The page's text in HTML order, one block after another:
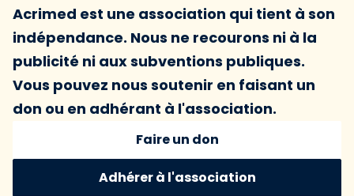
Acrimed est une association qui tient à son
indépendance. Nous ne recourons ni à la
publicité ni aux subventions publiques.
Vous pouvez nous soutenir en faisant un
don ou en adhérant à l'association.
Faire un don
Adhérer à l'association